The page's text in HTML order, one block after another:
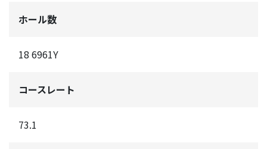
ホール数
18 6961Y
コースレート
73.1